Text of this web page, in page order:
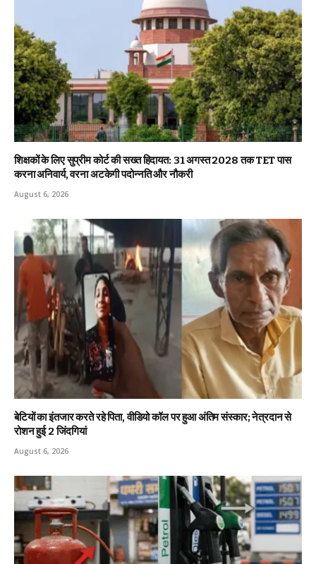
शिक्षकों के लिए सुप्रीम कोर्ट की सख्त हिदायत: 31 अगस्त 2028 तक TET पास
करना अनिवार्य, वरना अटकेगी पदोन्नति और नौकरी
August 6, 2026
बेटियों का इंतजार करते रहे पिता, वीडियो कॉल पर हुआ अंतिम संस्कार; नेत्रदान से
रोशन हुई 2 जिंदगियां
August 6, 2026